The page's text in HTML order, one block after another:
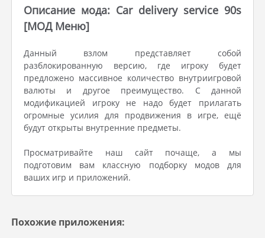
Описание мода: Car delivery service 90s
[МОД Меню]
Данный взлом представляет собой
разблокированную версию, где игроку будет
предложено массивное количество внутриигровой
валюты и другое преимущество. С данной
модификацией игроку не надо будет прилагать
огромные усилия для продвижения в игре, ещё
будут открыты внутренние предметы.
Просматривайте наш сайт почаще, а мы
подготовим вам классную подборку модов для
ваших игр и приложений.
Похожие приложения: